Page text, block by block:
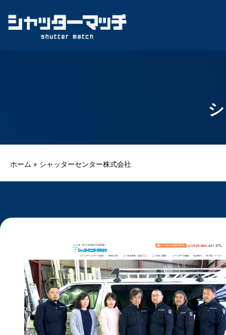
ホーム » シャッターセンター株式会社